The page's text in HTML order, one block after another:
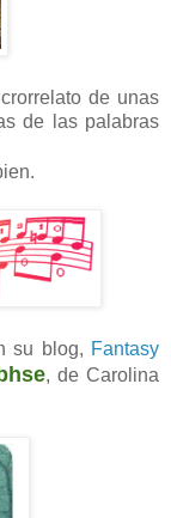
de unas
de las palabras
su blog, Fantasy
, de Carolina